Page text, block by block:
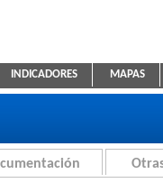
Educativa
INDICADORES MAPAS